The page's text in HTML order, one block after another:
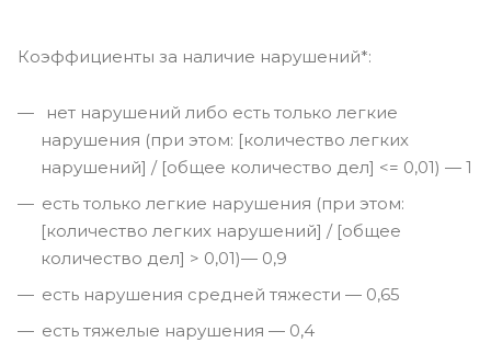
Коэффициенты за наличие нарушений*:
нет нарушений либо есть только легкие
нарушения (при этом: [количество легких
нарушений] / [общее количество дел] <= 0,01) — 1
есть только легкие нарушения (при этом:
[количество легких нарушений] / [общее
количество дел] > 0,01)— 0,9
есть нарушения средней тяжести — 0,65
есть тяжелые нарушения — 0,4